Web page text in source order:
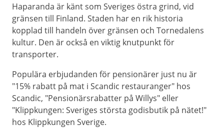
Haparanda är känt som Sveriges östra grind, vid
gränsen till Finland. Staden har en rik historia
kopplad till handeln över gränsen och Tornedalens
kultur. Den är också en viktig knutpunkt för
transporter.
Populära erbjudanden för pensionärer just nu är
"15% rabatt på mat i Scandic restauranger" hos
Scandic, "Pensionärsrabatter på Willys" eller
"Klippkungen: Sveriges största godisbutik på nätet!"
hos Klippkungen Sverige.